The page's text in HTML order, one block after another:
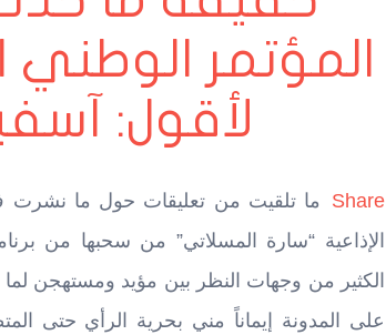
المؤتمر الوطني
لأقول:
Share ما تلقيت من تعليقات حول ما نشرت
الإذاعية “سارة المسلاتي” من سحبها من
الكثير من وجهات النظر بين مؤيد ومستهجن
على المدونة إيماناً مني بحرية الرأي حتى